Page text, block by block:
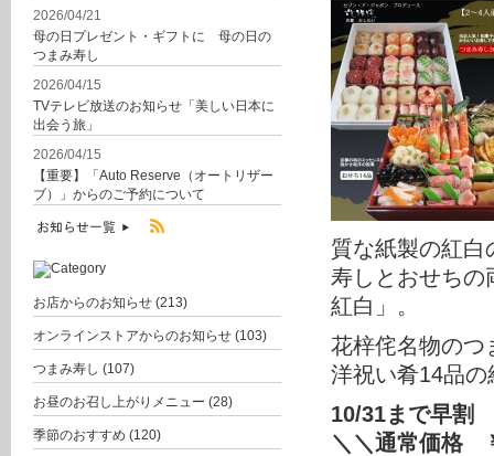
2026/04/21
母の日プレゼント・ギフトに 母の日の
つまみ寿し
2026/04/15
TVテレビ放送のお知らせ「美しい日本に
出会う旅」
2026/04/15
【重要】「Auto Reserve（オートリザー
ブ）」からのご予約について
お店からのお知らせ (213)
オンラインストアからのお知らせ (103)
つまみ寿し (107)
お昼のお召し上がりメニュー (28)
季節のおすすめ (120)
質な紙製の紅白
寿しとおせち
紅白」。
花梓侘名物のつ
洋祝い肴14品
10/31まで早割
＼＼通常価格